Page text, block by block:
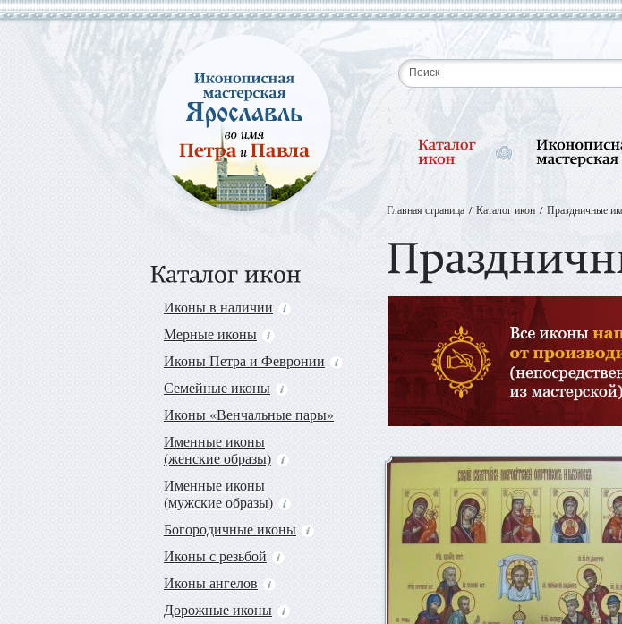
Иконы в наличии
Мерные иконы
Иконы Петра и Февронии
Семейные иконы
Иконы «Венчальные пары»
Именные иконы
(женские образы)
Именные иконы
(мужские образы)
Богородичные иконы
Иконы с резьбой
Иконы ангелов
Дорожные иконы
Главная страница Каталог икон Праздничные